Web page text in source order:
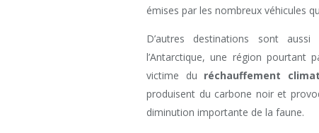
émises par les nombreux véhicules
D’autres destinations sont
l’Antarctique, une région pourtant
victime du réchauffement
produisent du carbone noir et
diminution importante de la faune.